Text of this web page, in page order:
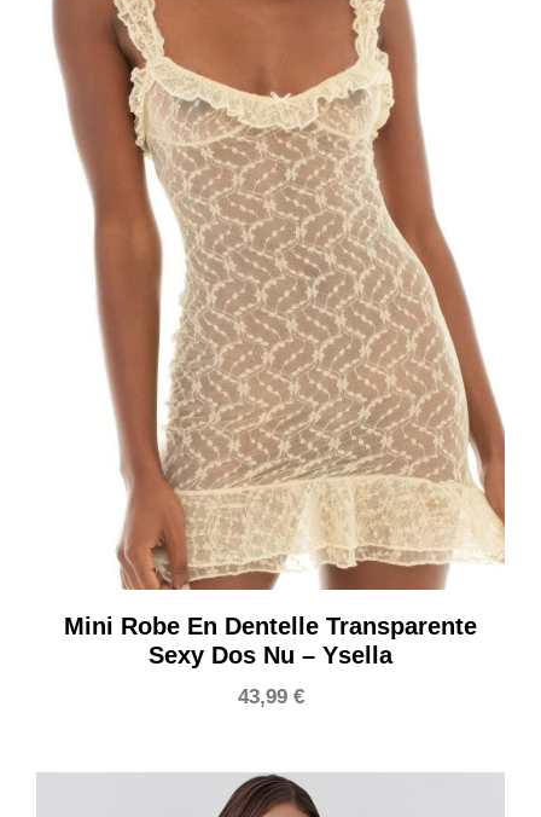
Mini Robe En Dentelle Transparente
Sexy Dos Nu – Ysella
43,99 €